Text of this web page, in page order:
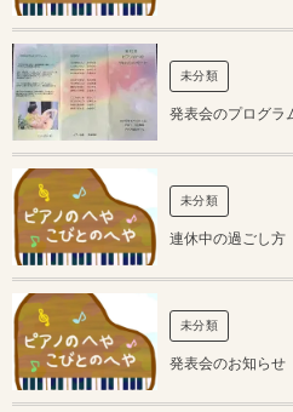
未分類
発表会のプログラ
未分類
連休中の過ごし方
未分類
発表会のお知らせ